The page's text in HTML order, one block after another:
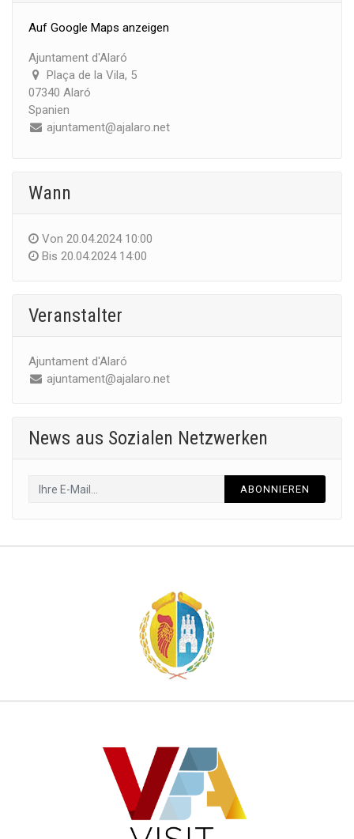
Auf Google Maps anzeigen
Ajuntament d'Alaró
Plaça de la Vila, 5
07340 Alaró
Spanien
ajuntament@ajalaro.net
Wann
Von 20.04.2024 10:00
Bis 20.04.2024 14:00
Veranstalter
Ajuntament d'Alaró
ajuntament@ajalaro.net
News aus Sozialen Netzwerken
ABONNIEREN